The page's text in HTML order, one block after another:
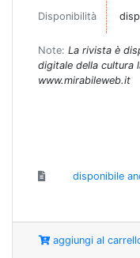
Disponibilità
Note: La rivista è
digitale della cultura
www.mirabileweb.it
disponibile
aggiungi al